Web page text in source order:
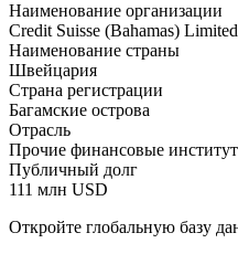
Наименование организации
Credit Suisse (Bahamas) Limited
Наименование страны
Швейцария
Страна регистрации
Багамские острова
Отрасль
Прочие финансовые
Публичный долг
111 млн USD
Откройте глобальную базу